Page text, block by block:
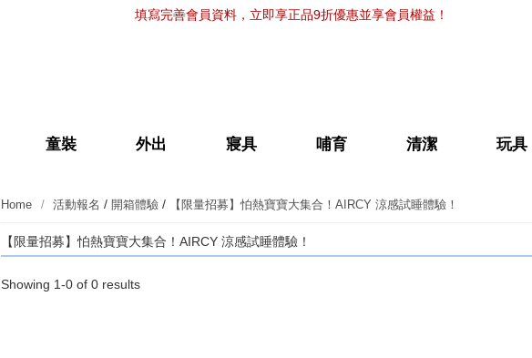
填寫完善會員資料，立即享正品9折優惠並享會員權益！
童裝 外出 寢具 哺育 清潔 玩具
Home 活動報名 /開箱體驗 / 【限量招募】怕熱寶寶大集合！AIRCY 涼感試睡體驗！
【限量招募】怕熱寶寶大集合！AIRCY 涼感試睡體驗！
Showing 1-0 of 0 results